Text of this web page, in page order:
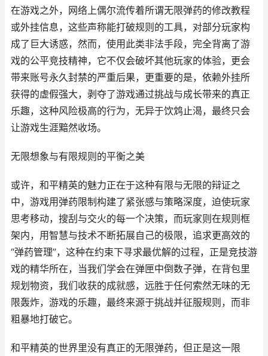
在游戏之外，网络上偶尔流传着所谓无限弹药的修改教程
或外挂信息，这些声称能打破规则的工具，对部分玩家构
成了巨大诱惑，然而，使用此类非法手段，完全背离了游
戏的公平竞技精神，它不仅会破坏其他玩家的体验，更会
带来账号永久封禁的严重后果，更重要的是，依赖外挂所
获得的虚假强大，剥夺了游戏通过挑战与成长带来的真正
乐趣，这种风险极高的行为，无异于饮鸩止渴，最终只会
让游戏生涯黯然收场。
无限想象与有限规则的平衡之美
或许，和平精英的魅力正在于这种有限与无限的辩证之
中，游戏用弹药限制构建了紧张感与策略深度，迫使玩家
思考移动，搜刮与交火的每一个决策，而玩家则在规则框
架内，用智慧与技术不断拓展自己的极限，追求更高效的
“弹药管理”，这种在约束下寻求最优解的过程，正是竞技游
戏的精华所在，当我们学会在弹匣中倒数子弹，在背包里
规划物资，我们收获的成就感，远胜于任何索然无味的无
限轰炸，游戏的乐趣，最终来源于挑战并征服规则，而非
粗暴地打破它。
和平精英的世界里没有真正的无限弹药，但正是这一限